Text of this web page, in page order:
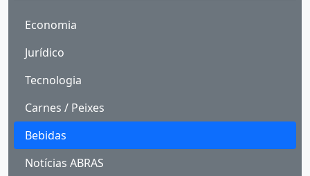
Economia
Jurídico
Tecnologia
Carnes / Peixes
Bebidas
Notícias ABRAS